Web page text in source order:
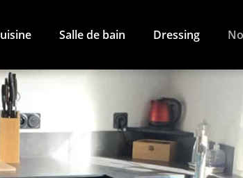
Salle de bain Dressing